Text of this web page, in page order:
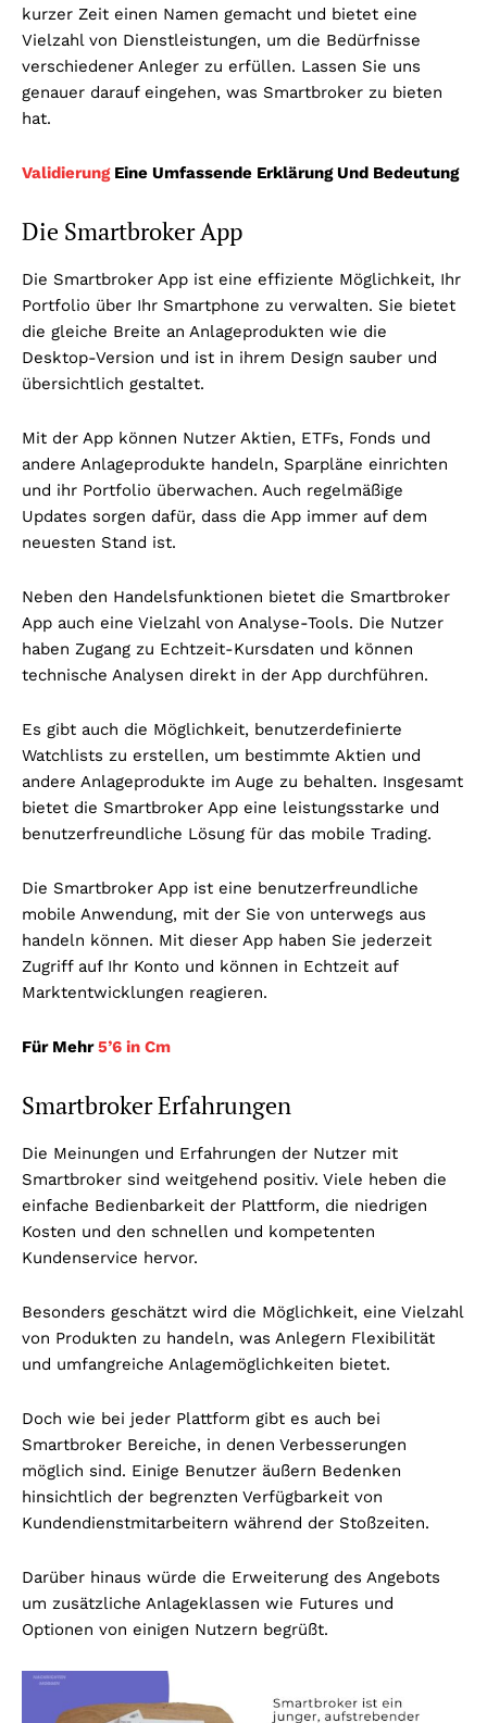
kurzer Zeit einen Namen gemacht und bietet eine
Vielzahl von Dienstleistungen, um die Bedürfnisse
verschiedener Anleger zu erfüllen. Lassen Sie uns
genauer darauf eingehen, was Smartbroker zu bieten
hat.
ValidierungEine Umfassende Erklärung Und Bedeutung
Die Smartbroker App
Die Smartbroker App ist eine effiziente Möglichkeit, Ihr
Portfolio über Ihr Smartphone zu verwalten. Sie bietet
die gleiche Breite an Anlageprodukten wie die
Desktop-Version und ist in ihrem Design sauber und
übersichtlich gestaltet.
Mit der App können Nutzer Aktien, ETFs, Fonds und
andere Anlageprodukte handeln, Sparpläne einrichten
und ihr Portfolio überwachen. Auch regelmäßige
Updates sorgen dafür, dass die App immer auf dem
neuesten Stand ist.
Neben den Handelsfunktionen bietet die Smartbroker
App auch eine Vielzahl von Analyse-Tools. Die Nutzer
haben Zugang zu Echtzeit-Kursdaten und können
technische Analysen direkt in der App durchführen.
Es gibt auch die Möglichkeit, benutzerdefinierte
Watchlists zu erstellen, um bestimmte Aktien und
andere Anlageprodukte im Auge zu behalten. Insgesamt
bietet die Smartbroker App eine leistungsstarke und
benutzerfreundliche Lösung für das mobile Trading.
Die Smartbroker App ist eine benutzerfreundliche
mobile Anwendung, mit der Sie von unterwegs aus
handeln können. Mit dieser App haben Sie jederzeit
Zugriff auf Ihr Konto und können in Echtzeit auf
Marktentwicklungen reagieren.
Für Mehr5’6 in Cm
Smartbroker Erfahrungen
Die Meinungen und Erfahrungen der Nutzer mit
Smartbroker sind weitgehend positiv. Viele heben die
einfache Bedienbarkeit der Plattform, die niedrigen
Kosten und den schnellen und kompetenten
Kundenservice hervor.
Besonders geschätzt wird die Möglichkeit, eine Vielzahl
von Produkten zu handeln, was Anlegern Flexibilität
und umfangreiche Anlagemöglichkeiten bietet.
Doch wie bei jeder Plattform gibt es auch bei
Smartbroker Bereiche, in denen Verbesserungen
möglich sind. Einige Benutzer äußern Bedenken
hinsichtlich der begrenzten Verfügbarkeit von
Kundendienstmitarbeitern während der Stoßzeiten.
Darüber hinaus würde die Erweiterung des Angebots
um zusätzliche Anlageklassen wie Futures und
Optionen von einigen Nutzern begrüßt.